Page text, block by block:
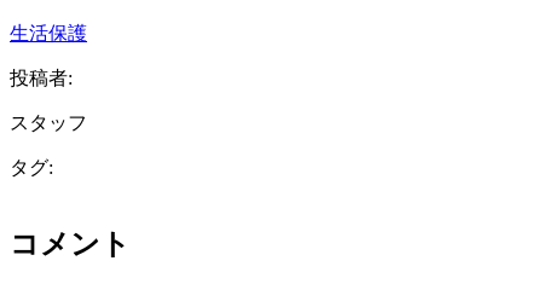
生活保護
投稿者:
スタッフ
タグ:
コメント